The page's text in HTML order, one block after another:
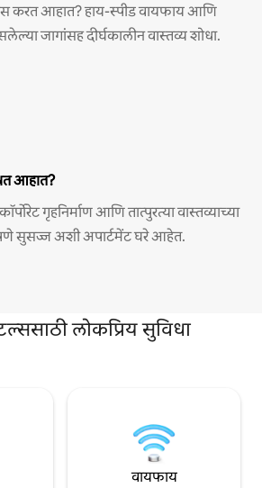
करत आहात? हाय-स्पीड वायफाय आणि
जागांसह दीर्घकालीन वास्तव्य शोधा.
आहात?
गृहनिर्माण आणि तात्पुरत्या वास्तव्याच्या
सुसज्ज अशी अपार्टमेंट घरे आहेत.
लोकप्रिय सुविधा
वायफाय